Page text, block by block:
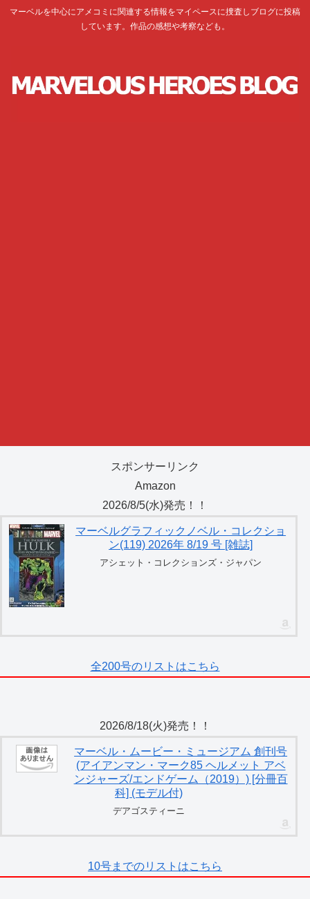
マーベルを中心にアメコミに関連する情報をマイペースに捜査しブログに投稿
しています。作品の感想や考察なども。
スポンサーリンク
Amazon
2026/8/5(水)発売！！
マーベルグラフィックノベル・コレクショ
ン(119) 2026年 8/19 号 [雑誌]
アシェット・コレクションズ・ジャパン
全200号のリストはこちら
2026/8/18(火)発売！！
マーベル・ムービー・ミュージアム 創刊号
(アイアンマン・マーク85 ヘルメット アベ
ンジャーズ/エンドゲーム（2019）) [分冊百
科] (モデル付)
デアゴスティーニ
10号までのリストはこちら